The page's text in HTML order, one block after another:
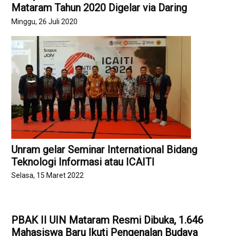
Mataram Tahun 2020 Digelar via Daring
Minggu, 26 Juli 2020
Unram gelar Seminar International Bidang
Teknologi Informasi atau ICAITI
Selasa, 15 Maret 2022
PBAK II UIN Mataram Resmi Dibuka, 1.646
Mahasiswa Baru Ikuti Pengenalan Budaya